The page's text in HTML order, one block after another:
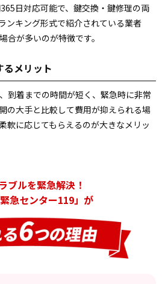
日対応可能で、鍵交換・鍵修理の両
ンキング形式で紹介されている業者
合が多いのが特徴です。
メリット
到着までの時間が短く、緊急時に非常
の大手と比較して費用が抑えられる場
軟に応じてもらえるのが大きなメリッ
ブルを緊急解決！
緊急センター119」が